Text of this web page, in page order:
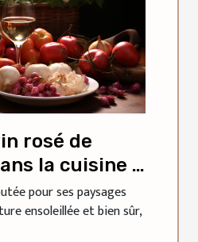
rosé de
la cuisine :
pour ses paysages
ensoleillée et bien sûr,